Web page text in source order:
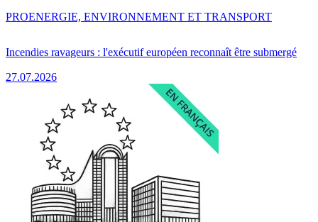
Incendies ravageurs : l'exécutif européen reconnaît être submergé
27.07.2026
PROENERGIE, ENVIRONNEMENT ET TRANSPORT